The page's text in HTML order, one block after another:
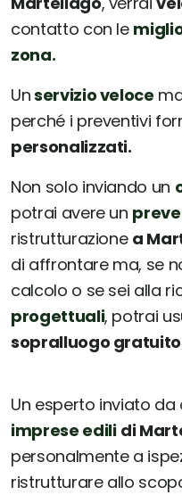
contatto con le
zona.
Unservizio veloce
perché i preventivi
personalizzati.
Non solo inviando un
potrai avere un
ristrutturazione a
di affrontare ma, se
calcolo o se sei alla
progettuali, potrai
sopralluogo gratuito
Un esperto inviato da
imprese edili di
personalmente a
ristrutturare allo